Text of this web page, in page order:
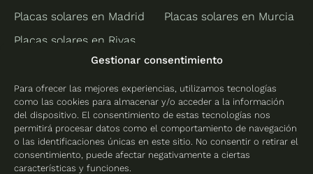
Gestionar consentimiento
Para ofrecer las mejores experiencias, utilizamos tecnologías
como las cookies para almacenar y/o acceder a la información
del dispositivo. El consentimiento de estas tecnologías nos
permitirá procesar datos como el comportamiento de navegación
o las identificaciones únicas en este sitio. No consentir o retirar el
consentimiento, puede afectar negativamente a ciertas
características y funciones.
Placas solares en Madrid
Placas solares en Rivas
Placas solares en Murcia
Valencia
Placas solares en
Alicante
Placas solares en
Castellón